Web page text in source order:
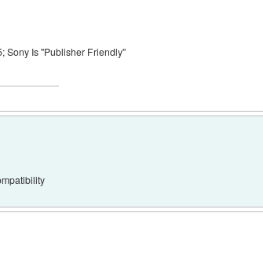
Sony Is "Publisher Friendly"